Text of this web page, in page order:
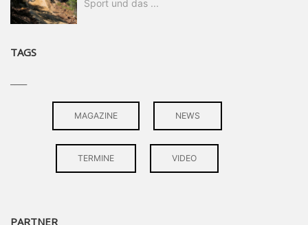
Sport und das ...
TAGS
MAGAZINE NEWS
TERMINE VIDEO
PARTNER